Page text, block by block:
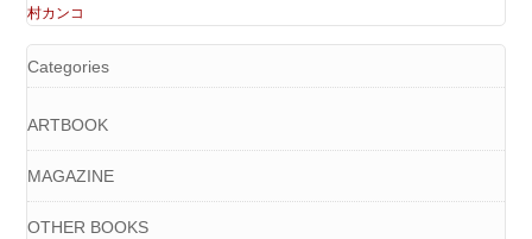
村カンコ
Categories
ARTBOOK
MAGAZINE
OTHER BOOKS